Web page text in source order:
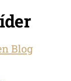
Blog